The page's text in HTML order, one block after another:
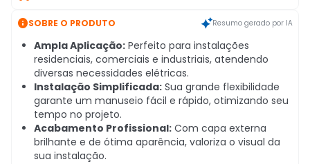
SOBRE O PRODUTO Resumo gerado por IA
Ampla Aplicação: Perfeito para instalações
residenciais, comerciais e industriais, atendendo
diversas necessidades elétricas.
Instalação Simplificada: Sua grande flexibilidade
garante um manuseio fácil e rápido, otimizando seu
tempo no projeto.
Acabamento Profissional: Com capa externa
brilhante e de ótima aparência, valoriza o visual da
sua instalação.